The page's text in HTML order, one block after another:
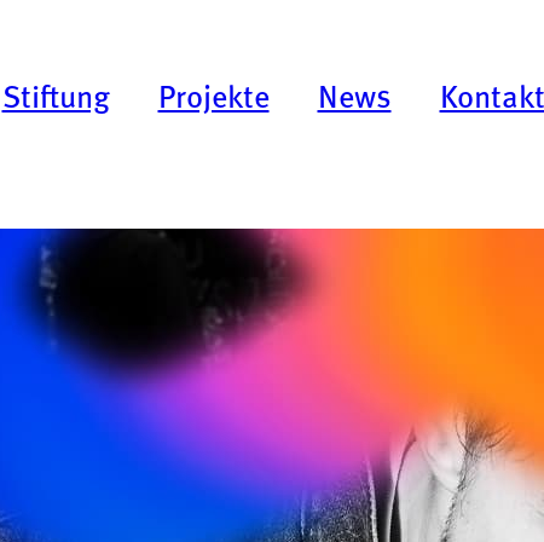
Stiftung Projekte News Kontakt